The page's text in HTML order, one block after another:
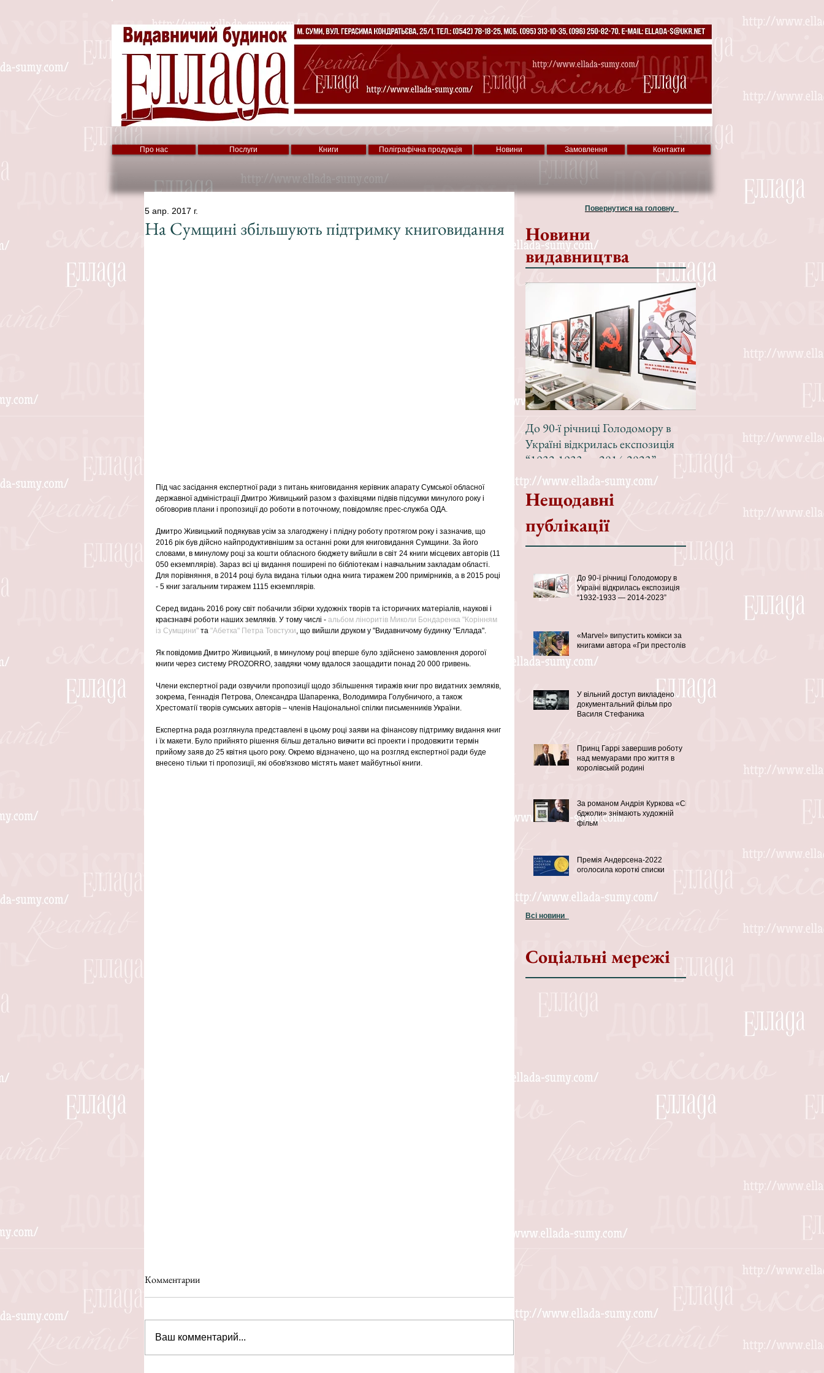
Про нас Послуги Книги Поліграфічна продукція Новини Замовлення Контакти
На Сумщині збільшують підтримку книговидання
5 апр. 2017 г.
Під час засідання експертної ради з питань книговидання керівник апарату Сумської обласної
державної адміністрації Дмитро Живицький разом з фахівцями підвів підсумки минулого року і
обговорив плани і пропозиції до роботи в поточному, повідомляє прес-служба ОДА.
Дмитро Живицький подякував усім за злагоджену і плідну роботу протягом року і зазначив, що
2016 рік був дійсно найпродуктивнішим за останні роки для книговидання Сумщини. За його
словами, в минулому році за кошти обласного бюджету вийшли в світ 24 книги місцевих авторів (11
050 екземплярів). Зараз всі ці видання поширені по бібліотекам і навчальним закладам області.
Для порівняння, в 2014 році була видана тільки одна книга тиражем 200 примірників, а в 2015 році
- 5 книг загальним тиражем 1115 екземплярів.
Серед видань 2016 року світ побачили збірки художніх творів та історичних матеріалів, наукові і
краєзнавчі роботи наших земляків. У тому числі - альбом ліноритів Миколи Бондаренка "Корінням
із Сумщини" та "Абетка" Петра Товстухи, що вийшли друком у "Видавничому будинку "Еллада".
Як повідомив Дмитро Живицький, в минулому році вперше було здійснено замовлення дорогої
книги через систему PROZORRO, завдяки чому вдалося заощадити понад 20 000 гривень.
Члени експертної ради озвучили пропозиції щодо збільшення тиражів книг про видатних земляків,
зокрема, Геннадія Петрова, Олександра Шапаренка, Володимира Голубничого, а також
Хрестоматії творів сумських авторів – членів Національної спілки письменників України.
Експертна рада розглянула представлені в цьому році заяви на фінансову підтримку видання книг
і їх макети. Було прийнято рішення більш детально вивчити всі проекти і продовжити термін
прийому заяв до 25 квітня цього року. Окремо відзначено, що на розгляд експертної ради буде
внесено тільки ті пропозиції, які обов'язково містять макет майбутньої книги.
Комментарии
Ваш комментарий...
Повернутися на головну
Новини
видавництва
До 90-ї річниці Голодомору в
Україні відкрилась експозиція
“1932-1933 — 2014-2023”
Нещодавні
публікації
До 90-ї річниці Голодомору в
Україні відкрилась експозиція
“1932-1933 — 2014-2023”
«Marvel» випустить комікси за
книгами автора «Гри престолів»
У вільний доступ викладено
документальний фільм про
Василя Стефаника
Принц Гаррі завершив роботу
над мемуарами про життя в
королівській родині
За романом Андрія Куркова «Сірі
бджоли» знімають художній
фільм
Премія Андерсена-2022
оголосила короткі списки
Всі новини
Соціальні мережі